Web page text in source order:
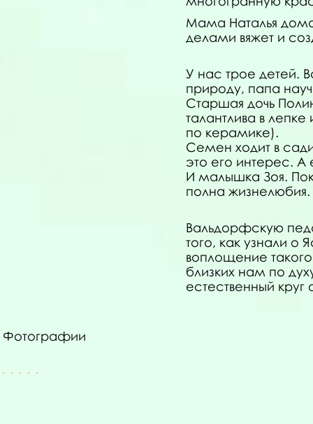
Мама Наталья
делами вяжет и
У нас трое детей.
природу, папа
Старшая дочь
талантлива в
по керамике).
Семен ходит в
это его интерес. А
И малышка Зоя.
полна жизнелюбия.
Вальдорфскую
того, как узнали
воплощение
близких нам по
естественный
Фотографии